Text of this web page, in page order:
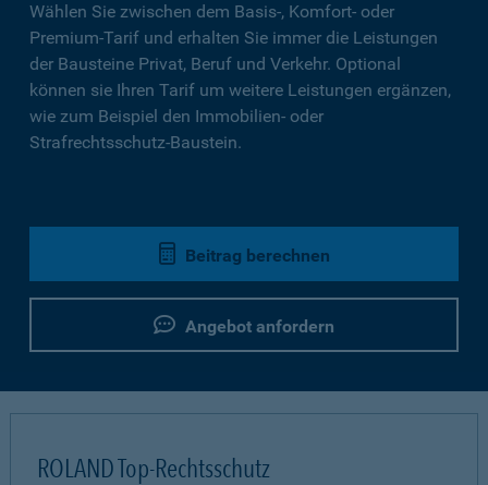
Wählen Sie zwischen dem Basis-, Komfort- oder
Premium-Tarif und erhalten Sie immer die Leistungen
der Bausteine Privat, Beruf und Verkehr. Optional
können sie Ihren Tarif um weitere Leistungen ergänzen,
wie zum Beispiel den Immobilien- oder
Strafrechtsschutz-Baustein.
Beitrag berechnen
Angebot anfordern
ROLAND Top-Rechtsschutz